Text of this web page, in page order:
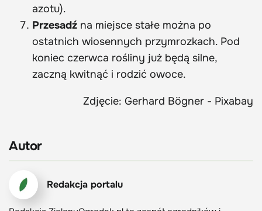
azotu).
Przesadź na miejsce stałe można po
ostatnich wiosennych przymrozkach. Pod
koniec czerwca rośliny już będą silne,
zaczną kwitnąć i rodzić owoce.
Zdjęcie: Gerhard Bögner - Pixabay
Autor
Redakcja portalu